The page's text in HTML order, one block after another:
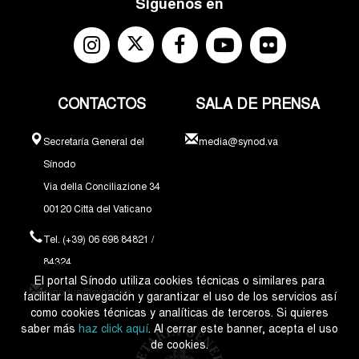
CONTACTOS
Secretaría General del
Sínodo
Via della Conciliazione 34
00120 Città del Vaticano
Tel. (+39) 06 698 84821 /
84324
synodus@synod.va
SALA DE PRENSA
media@synod.va
El portal Sínodo utiliza cookies técnicas o similares para
facilitar la navegación y garantizar el uso de los servicios así
como cookies técnicas y analíticas de terceros. Si quieres
saber más haz click aquí. Al cerrar este banner, acepta el uso
de cookies.